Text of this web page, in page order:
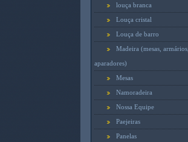
louça branca
Louça cristal
Louça de barro
Madeira (mesas, armários,
aparadores)
Mesas
Namoradeira
Nossa Equipe
Paejeiras
Panelas